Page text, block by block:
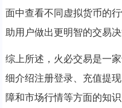
面中查看不同虚拟货币的
助用户做出更明智的交易决
综上所述，火必交易是一
细介绍注册登录、充值提
障和市场行情等方面的知